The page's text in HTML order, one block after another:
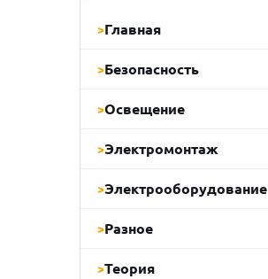
Главная
Безопасность
Освещение
Электромонтаж
Электрооборудование
Разное
Теория